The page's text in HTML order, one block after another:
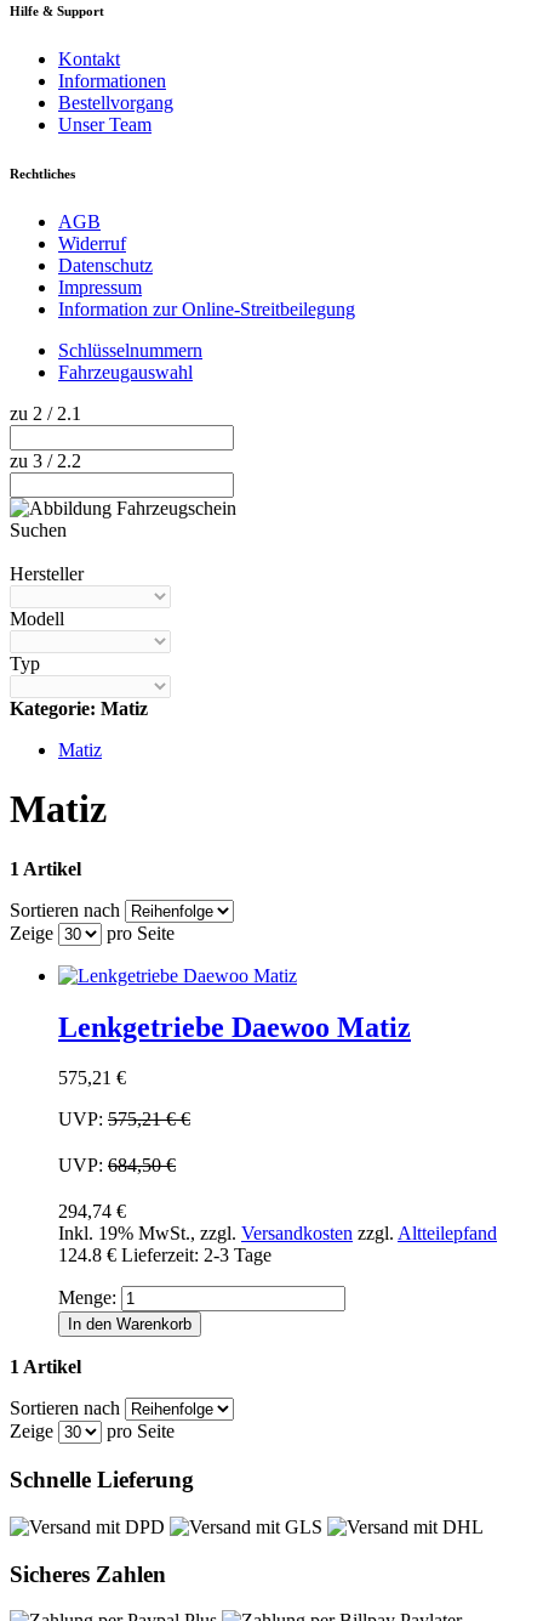
Hilfe & Support
Kontakt
Informationen
Bestellvorgang
Unser Team
Rechtliches
AGB
Widerruf
Datenschutz
Impressum
Information zur Online-Streitbeilegung
Schlüsselnummern
Fahrzeugauswahl
zu 2 / 2.1
zu 3 / 2.2
Suchen
Hersteller
Modell
Typ
Kategorie: Matiz
Matiz
Matiz
1 Artikel
Sortieren nach
Zeige
pro Seite
Lenkgetriebe Daewoo Matiz
575,21 €
UVP: 575,21 €€
UVP: 684,50 €
294,74 €
Inkl. 19% MwSt., zzgl. Versandkosten zzgl. Altteilepfand
124.8 € Lieferzeit: 2-3 Tage
Menge:
In den Warenkorb
1 Artikel
Sortieren nach
Zeige
pro Seite
Schnelle Lieferung
Sicheres Zahlen